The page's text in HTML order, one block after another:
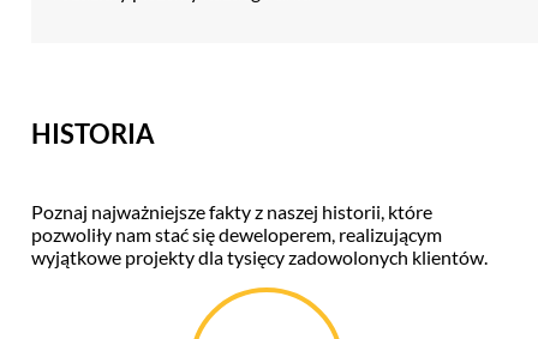
HISTORIA
Poznaj najważniejsze fakty z naszej historii, które
pozwoliły nam stać się deweloperem, realizującym
wyjątkowe projekty dla tysięcy zadowolonych klientów.